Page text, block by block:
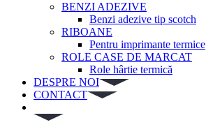
BENZI ADEZIVE
Benzi adezive tip scotch
RIBOANE
Pentru imprimante termice
ROLE CASE DE MARCAT
Role hârtie termică
DESPRE NOI
CONTACT